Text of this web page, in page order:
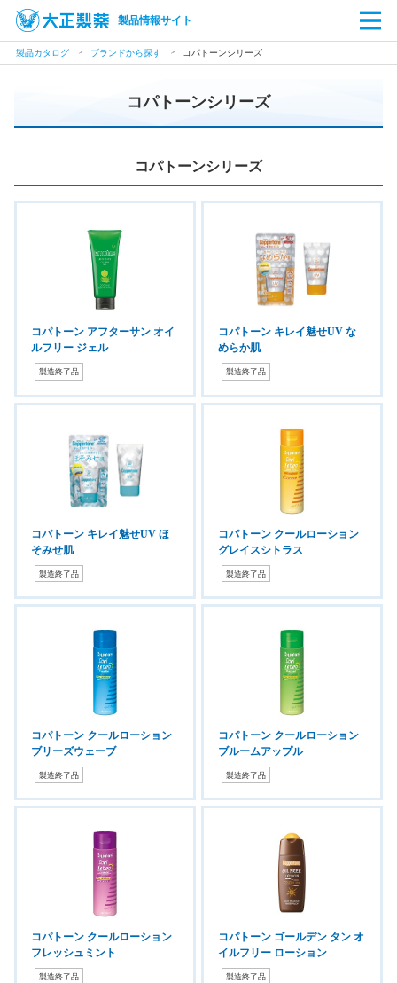
製品情報サイト
製品カタログ ブランドから探す コパトーンシリーズ
コパトーンシリーズ
コパトーンシリーズ
コパトーン アフターサン オイ
ルフリー ジェル
製造終了品
コパトーン キレイ魅せUV な
めらか肌
製造終了品
コパトーン キレイ魅せUV ほ
そみせ肌
製造終了品
コパトーン クールローション
グレイスシトラス
製造終了品
コパトーン クールローション
ブリーズウェーブ
製造終了品
コパトーン クールローション
ブルームアップル
製造終了品
コパトーン クールローション
フレッシュミント
製造終了品
コパトーン ゴールデン タン オ
イルフリー ローション
製造終了品